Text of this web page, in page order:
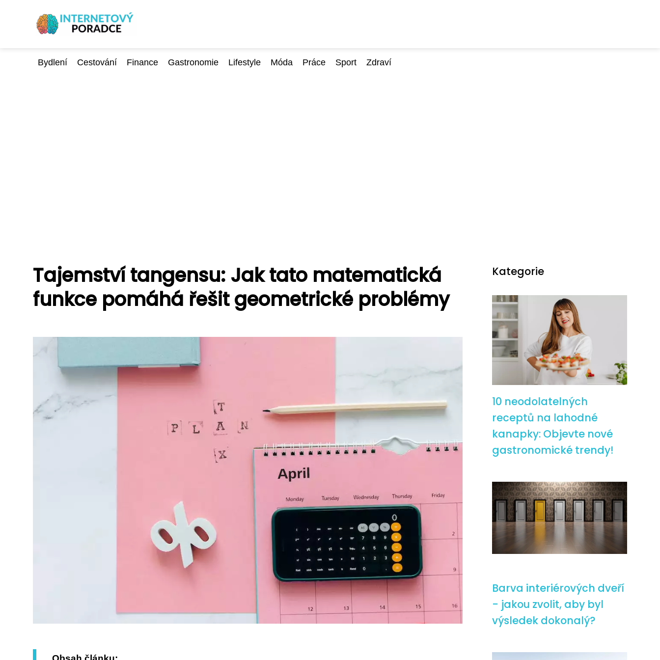
Bydlení Cestování Finance Gastronomie Lifestyle Móda Práce Sport Zdraví
Tajemství tangensu: Jak tato matematická
funkce pomáhá řešit geometrické problémy
Kategorie
10 neodolatelných
receptů na lahodné
kanapky: Objevte nové
gastronomické trendy!
Barva interiérových dveří
- jakou zvolit, aby byl
výsledek dokonalý?